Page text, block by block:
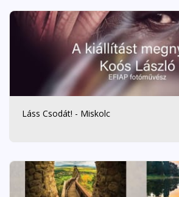
Láss Csodát! - Miskolc